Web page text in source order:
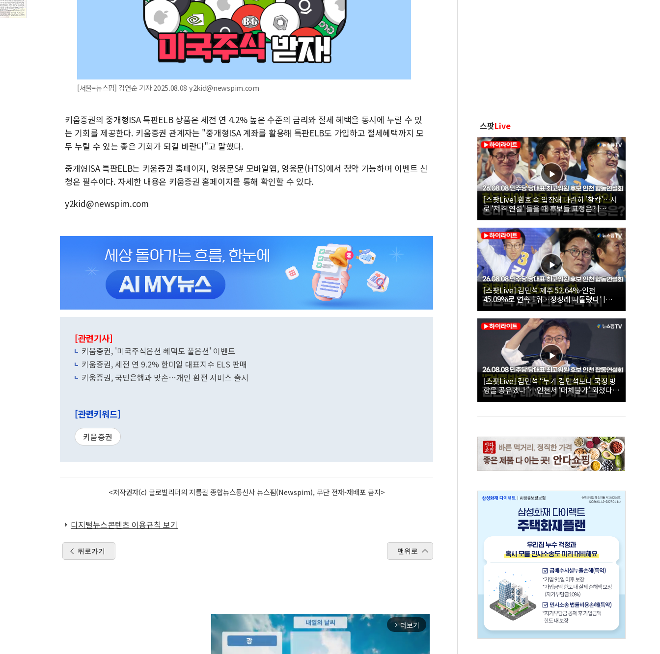
[서울=뉴스핌] 김연순 기자 2025.08.08 y2kid@newspim.com
키움증권의 중개형ISA 특판ELB 상품은 세전 연 4.2% 높은 수준의 금리와 절세 혜택을 동시에 누릴 수 있
는 기회를 제공한다. 키움증권 관계자는 "중개형ISA 계좌를 활용해 특판ELB도 가입하고 절세혜택까지 모
두 누릴 수 있는 좋은 기회가 되길 바란다"고 말했다.
중개형ISA 특판ELB는 키움증권 홈페이지, 영웅문S# 모바일앱, 영웅문(HTS)에서 청약 가능하며 이벤트 신
청은 필수이다. 자세한 내용은 키움증권 홈페이지를 통해 확인할 수 있다.
y2kid@newspim.com
[관련기사]
키움증권, '미국주식옵션 혜택도 풀옵션' 이벤트
키움증권, 세전 연 9.2% 한미일 대표지수 ELS 판매
키움증권, 국민은행과 맞손…개인 환전 서비스 출시
[관련키워드]
키움증권
<저작권자(c) 글로벌리더의 지름길 종합뉴스통신사 뉴스핌(Newspim), 무단 전재-재배포 금지>
디지털뉴스콘텐츠 이용규칙 보기
뒤로가기 맨위로
arrow_forward_ios 더보기
스팟Live
[스팟Live] 환호 속 입장해 나란히 ‘찰칵’…서
로 ‘저격 연설’ 들을 때 후보들 표정은? |
26.08.08 더불어민주당 당대표·최고위원 후
보 인천 합동연설회
[스팟Live] 김민석 제주 52.64%·인천
45.09%로 연속 1위…정청래 따돌렸다’ |
26.08.08 더불어민주당 당대표·최고위원 후
보 인천 합동연설회
[스팟Live] 김민석 “누가 김민석보다 국정 방
향을 공유했나”…인천서 ‘대체불가’ 외쳤다 |
26.08.08 더불어민주당 당대표·최고위원 후